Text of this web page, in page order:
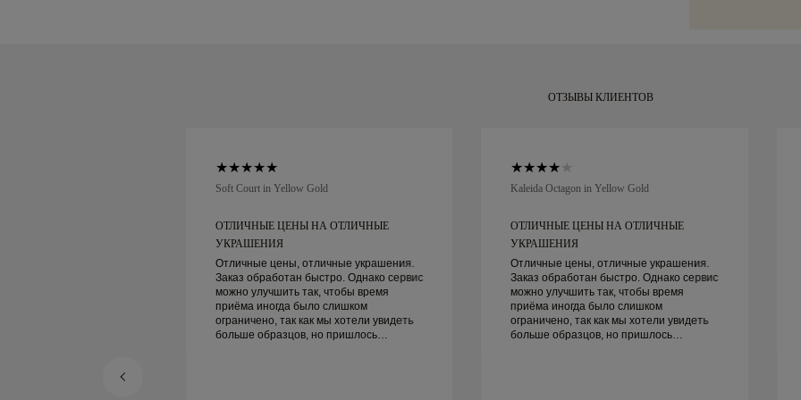
ОТЗЫВЫ КЛИЕНТОВ
Soft Court in Yellow Gold
ОТЛИЧНЫЕ ЦЕНЫ НА ОТЛИЧНЫЕ
УКРАШЕНИЯ
Отличные цены, отличные украшения.
Заказ обработан быстро. Однако сервис
можно улучшить так, чтобы время
приёма иногда было слишком
ограничено, так как мы хотели увидеть
больше образцов, но пришлось
Kaleida Octagon in Yellow Gold
ОТЛИЧНЫЕ ЦЕНЫ НА ОТЛИЧНЫЕ
УКРАШЕНИЯ
Отличные цены, отличные украшения.
Заказ обработан быстро. Однако сервис
можно улучшить так, чтобы время
приёма иногда было слишком
ограничено, так как мы хотели увидеть
больше образцов, но пришлось